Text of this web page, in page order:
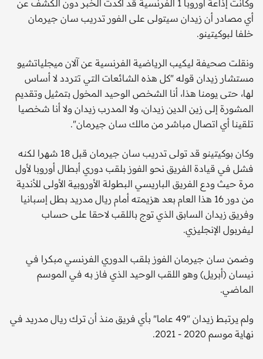
وكانت إذاعة أوروبا 1 الفرنسية قد أكدت الخبر دون الكشف عن
أي مصادر أن زيدان سيتولى على الفور تدريب سان جيرمان
خلفا لبوكيتينو.
ونقلت صحيفة ليكيب الرياضية الفرنسية عن آلان ميجلياتشيو
مستشار زيدان قوله "كل هذه الشائعات التي تتردد لا أساس
لها، حتى يومنا هذا، أنا الشخص الوحيد المخول بتمثيل وتقديم
المشورة إلى زين الدين زيدان، ولا المدرب زيدان ولا أنا شخصيا
تلقينا أي اتصال مباشر من مالك سان جيرمان".
وكان بوكيتينو قد تولى تدريب سان جيرمان قبل 18 شهرا لكنه
فشل في قيادة الفريق نحو الفوز بلقب دوري أبطال أوروبا لأول
مرة حيث ودع الفريق الباريسي البطولة الأوروبية الأولى للأندية
من دور 16 هذا العام بعد هزيمته أمام ريال مدريد بطل إسبانيا
وفريق زيدان السابق الذي توج باللقب لاحقا على حساب
ليفربول الإنجليزي.
وضمن سان جيرمان الفوز بلقب الدوري الفرنسي مبكرا في
نيسان (أبريل) وهو اللقب الوحيد الذي فاز به في الموسم
الماضي.
ولم يرتبط زيدان "49 عاما" بأي فريق منذ أن ترك ريال مدريد في
نهاية موسم 2020 - 2021.